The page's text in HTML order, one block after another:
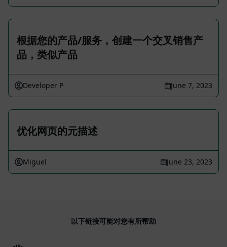
根据您的产品/服务，创建一个交叉销售产
品，类似产品
Developer P June 7, 2023
优化网页的元描述
Miguel June 23, 2023
以下链接可能对您有所帮助